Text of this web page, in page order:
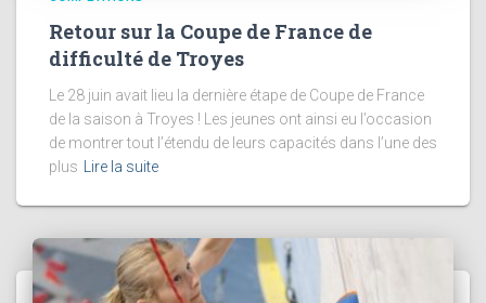
Retour sur la Coupe de France de
difficulté de Troyes
Le 28 juin avait lieu la dernière étape de Coupe de France
de la saison à Troyes ! Les jeunes ont ainsi eu l’occasion
de montrer tout l’étendu de leurs capacités dans l’une des
plus
Lire la suite